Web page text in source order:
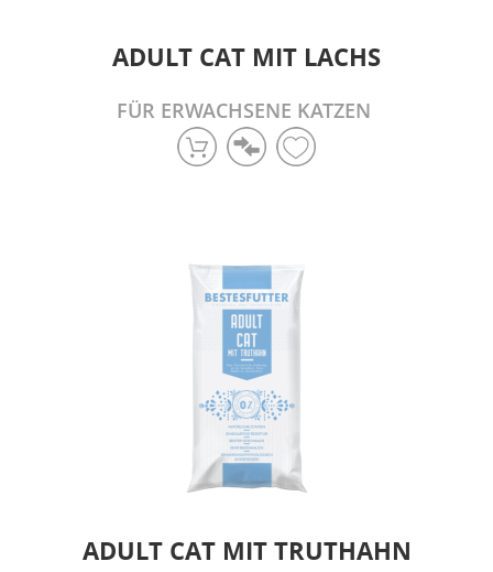
ADULT CAT MIT LACHS
FÜR ERWACHSENE KATZEN
ADULT CAT MIT TRUTHAHN